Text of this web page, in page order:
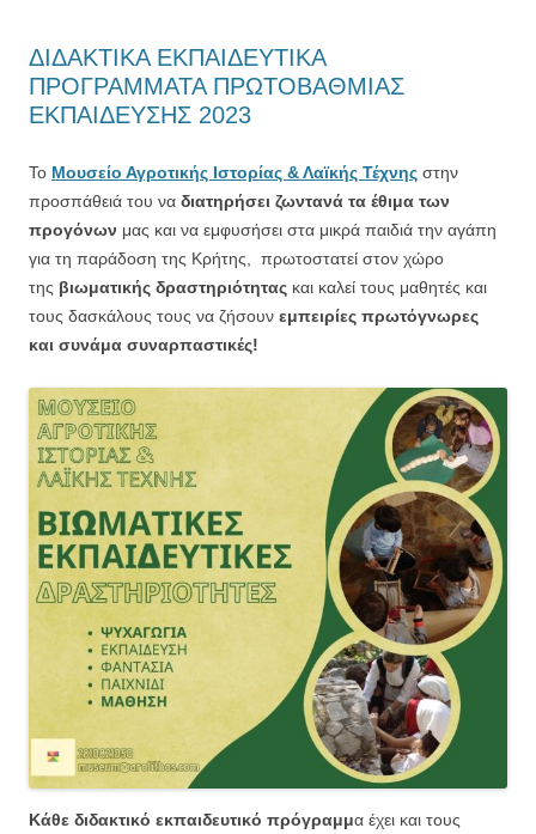
ΔΙΔΑΚΤΙΚΑ ΕΚΠΑΙΔΕΥΤΙΚΑ
ΠΡΟΓΡΑΜΜΑΤΑ ΠΡΩΤΟΒΑΘΜΙΑΣ
ΕΚΠΑΙΔΕΥΣΗΣ 2023
Το Μουσείο Αγροτικής Ιστορίας & Λαϊκής Τέχνης στην
προσπάθειά του να διατηρήσει ζωντανά τα έθιμα των
προγόνων μας και να εμφυσήσει στα μικρά παιδιά την αγάπη
για τη παράδοση της Κρήτης, πρωτοστατεί στον χώρο
της βιωματικής δραστηριότητας και καλεί τους μαθητές και
τους δασκάλους τους να ζήσουν εμπειρίες πρωτόγνωρες
και συνάμα συναρπαστικές!
Κάθε διδακτικό εκπαιδευτικό πρόγραμμα έχει και τους